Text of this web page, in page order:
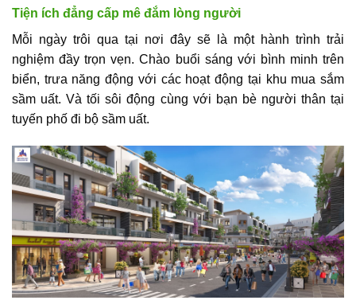
Tiện ích đẳng cấp mê đắm lòng người
Mỗi ngày trôi qua tại nơi đây sẽ là một hành trình trải
nghiệm đầy trọn vẹn. Chào buổi sáng với bình minh trên
biển, trưa năng động với các hoạt động tại khu mua sắm
sầm uất. Và tối sôi động cùng với bạn bè người thân tại
tuyến phố đi bộ sầm uất.